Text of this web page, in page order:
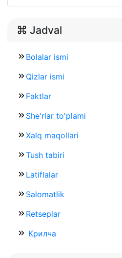
Jadval
Bolalar ismi
Qizlar ismi
Faktlar
She'rlar to'plami
Xalq maqollari
Tush tabiri
Latiflalar
Salomatlik
Retseplar
Крилча